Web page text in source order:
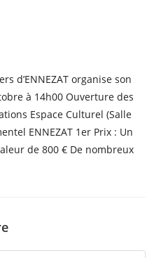
d’ENNEZAT organise son
à 14h00 Ouverture des
Espace Culturel (Salle
ENNEZAT 1er Prix : Un
de 800 € De nombreux